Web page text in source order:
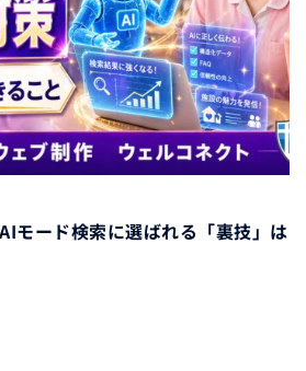
モード検索に選ばれる「裏技」は